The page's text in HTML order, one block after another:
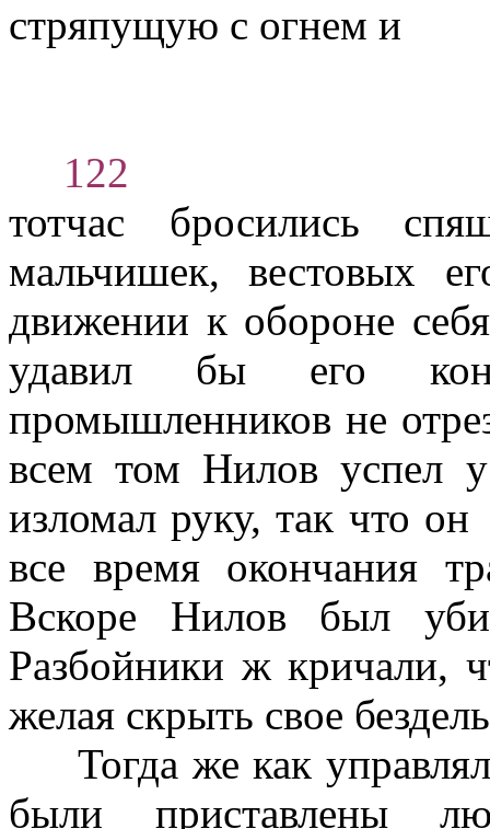
стряпущую с огнем и
122
тотчас бросились
мальчишек, вестовых
движении к обороне
удавил бы его
промышленников не
всем том Нилов успел у
изломал руку, так что он
все время окончания
Вскоре Нилов был
Разбойники ж кричали,
желая скрыть свое
Тогда же как
были приставлены